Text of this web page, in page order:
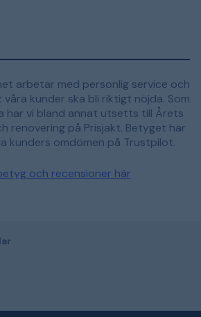
arbetar med personlig service och
kunder ska bli riktigt nöjda. Som
vi bland annat utsetts till Årets
renovering på Prisjakt. Betyget här
kunders omdömen på Trustpilot.
och recensioner här